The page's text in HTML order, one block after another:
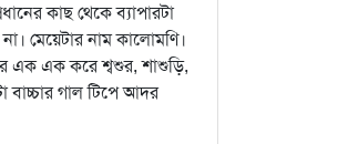
কাছ থেকে ব্যাপারটা
মেয়েটার নাম কালোমণি।
এক এক করে শ্বশুর, শাশুড়ি,
বাচ্চার গাল টিপে আদর